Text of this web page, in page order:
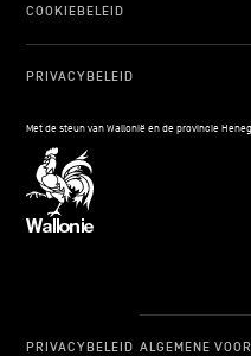
COOKIEBELEID
PRIVACYBELEID
Met de steun van Wallonië en de provincie
PRIVACYBELEID ALGEMENE